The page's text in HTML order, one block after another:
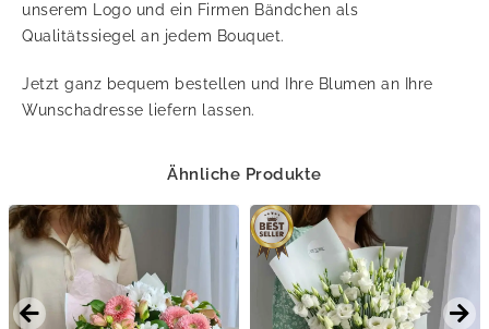
unserem Logo und ein Firmen Bändchen als
Qualitätssiegel an jedem Bouquet.
Jetzt ganz bequem bestellen und Ihre Blumen an Ihre
Wunschadresse liefern lassen.
Ähnliche Produkte